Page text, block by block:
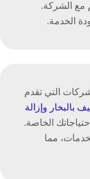
مع الشركة.
الخدمة.
التي تقدم
بالبخار وإزالة
الخاصة.
مما